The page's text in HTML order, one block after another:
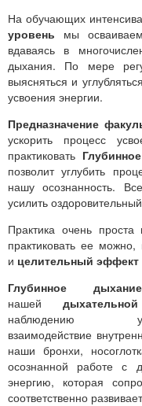
На обучающих
уровень мы
вдаваясь в
дыхания. По мере
выясняться и
усвоения энергии.
Предназначение
ускорить процесс
практиковать
позволит углубить
нашу осознанность.
усилить
Практика очень
практиковать ее
и целительный эффект
Глубинное дыхание
нашей
наблюдению
взаимодействие
наши бронхи,
осознанной работе с
энергию, которая
соответственно